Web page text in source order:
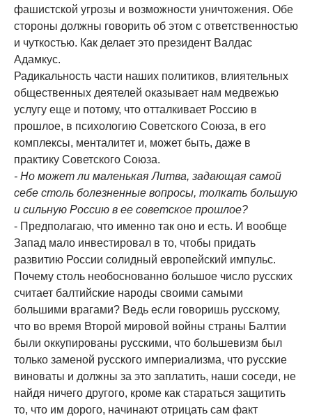
фашистской угрозы и возможности уничтожения. Обе
стороны должны говорить об этом с ответственностью
и чуткостью. Как делает это президент Валдас
Адамкус.
Радикальность части наших политиков, влиятельных
общественных деятелей оказывает нам медвежью
услугу еще и потому, что отталкивает Россию в
прошлое, в психологию Советского Союза, в его
комплексы, менталитет и, может быть, даже в
практику Советского Союза.
- Но может ли маленькая Литва, задающая самой
себе столь болезненные вопросы, толкать большую
и сильную Россию в ее советское прошлое?
- Предполагаю, что именно так оно и есть. И вообще
Запад мало инвестировал в то, чтобы придать
развитию России солидный европейский импульс.
Почему столь необоснованно большое число русских
считает балтийские народы своими самыми
большими врагами? Ведь если говоришь русскому,
что во время Второй мировой войны страны Балтии
были оккупированы русскими, что большевизм был
только заменой русского империализма, что русские
виноваты и должны за это заплатить, наши соседи, не
найдя ничего другого, кроме как стараться защитить
то, что им дорого, начинают отрицать сам факт